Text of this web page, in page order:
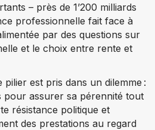
– près de 1’200 milliards
professionnelle fait face à
par des questions sur
et le choix entre rente et
pilier est pris dans un dilemme :
pour assurer sa pérennité tout
résistance politique et
des prestations au regard